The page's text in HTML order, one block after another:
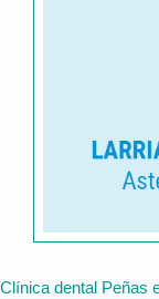
Clínica dental Peñas